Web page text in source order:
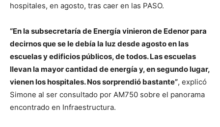
hospitales, en agosto, tras caer en las PASO.
“En la subsecretaría de Energía vinieron de Edenor para
decirnos que se le debía la luz desde agosto en las
escuelas y edificios públicos, de todos. Las escuelas
llevan la mayor cantidad de energía y, en segundo lugar,
vienen los hospitales. Nos sorprendió bastante”, explicó
Simone al ser consultado por AM750 sobre el panorama
encontrado en Infraestructura.